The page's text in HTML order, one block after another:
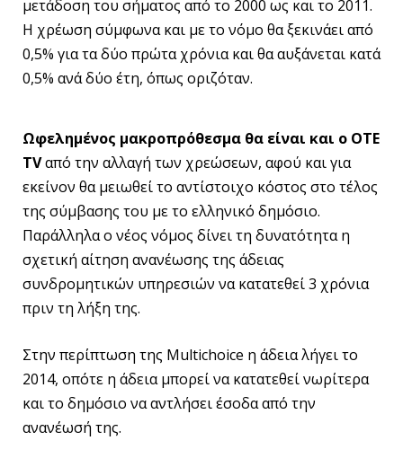
μετάδοση του σήματος από το 2000 ως και το 2011.
Η χρέωση σύμφωνα και με το νόμο θα ξεκινάει από
0,5% για τα δύο πρώτα χρόνια και θα αυξάνεται κατά
0,5% ανά δύο έτη, όπως οριζόταν.
Ωφελημένος μακροπρόθεσμα θα είναι και ο ΟΤΕ
TVαπό την αλλαγή των χρεώσεων, αφού και για
εκείνον θα μειωθεί το αντίστοιχο κόστος στο τέλος
της σύμβασης του με το ελληνικό δημόσιο.
Παράλληλα ο νέος νόμος δίνει τη δυνατότητα η
σχετική αίτηση ανανέωσης της άδειας
συνδρομητικών υπηρεσιών να κατατεθεί 3 χρόνια
πριν τη λήξη της.
Στην περίπτωση της Multichoice η άδεια λήγει το
2014, οπότε η άδεια μπορεί να κατατεθεί νωρίτερα
και το δημόσιο να αντλήσει έσοδα από την
ανανέωσή της.